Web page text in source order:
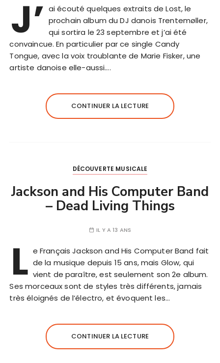
J’ ai écouté quelques extraits de Lost, le
prochain album du DJ danois Trentemøller,
qui sortira le 23 septembre et j’ai été
convaincue. En particulier par ce single Candy
Tongue, avec la voix troublante de Marie Fisker, une
artiste danoise elle-aussi….
CONTINUER LA LECTURE
DÉCOUVERTE MUSICALE
Jackson and His Computer Band
– Dead Living Things
IL Y A 13 ANS
L e Français Jackson and His Computer Band fait
de la musique depuis 15 ans, mais Glow, qui
vient de paraître, est seulement son 2e album.
Ses morceaux sont de styles très différents, jamais
très éloignés de l’électro, et évoquent les…
CONTINUER LA LECTURE